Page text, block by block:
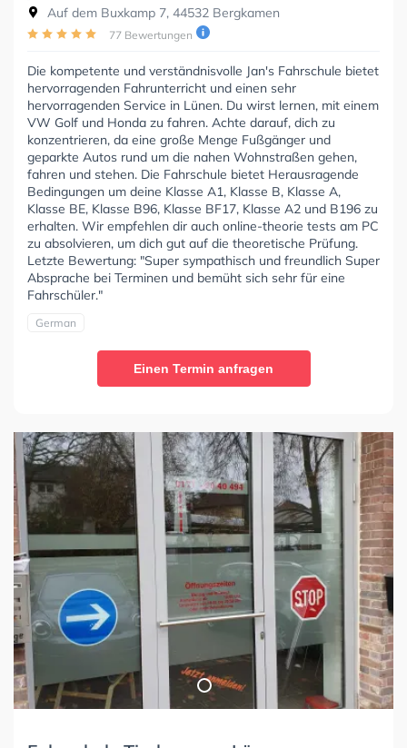
Auf dem Buxkamp 7, 44532 Bergkamen
77 Bewertungen
Die kompetente und verständnisvolle Jan's Fahrschule bietet
hervorragenden Fahrunterricht und einen sehr
hervorragenden Service in Lünen. Du wirst lernen, mit einem
VW Golf und Honda zu fahren. Achte darauf, dich zu
konzentrieren, da eine große Menge Fußgänger und
geparkte Autos rund um die nahen Wohnstraßen gehen,
fahren und stehen. Die Fahrschule bietet Herausragende
Bedingungen um deine Klasse A1, Klasse B, Klasse A,
Klasse BE, Klasse B96, Klasse BF17, Klasse A2 und B196 zu
erhalten. Wir empfehlen dir auch online-theorie tests am PC
zu absolvieren, um dich gut auf die theoretische Prüfung.
Letzte Bewertung: "Super sympathisch und freundlich Super
Absprache bei Terminen und bemüht sich sehr für eine
Fahrschüler."
German
Einen Termin anfragen